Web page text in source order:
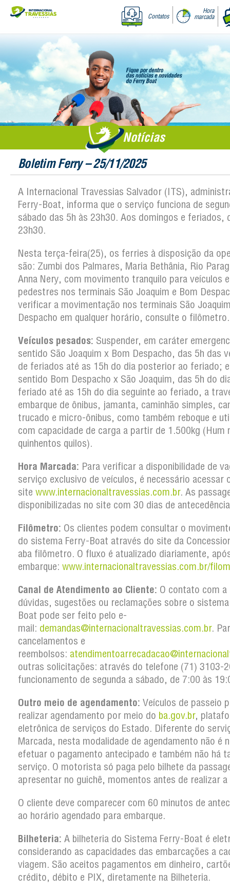
Contatos
Hora
marcada
Notícias
Boletim Ferry – 25/11/2025
A Internacional Travessias Salvador (ITS),
Ferry-Boat, informa que o serviço funciona de
sábado das 5h às 23h30. Aos domingos e feriados,
23h30.
Nesta terça-feira(25), os ferries à disposição da
são: Zumbi dos Palmares, Maria Bethânia, Rio
Anna Nery, com movimento tranquilo para veículos e
pedestres nos terminais São Joaquim e Bom
verificar a movimentação nos terminais São
Despacho em qualquer horário, consulte o filômetro.
Veículos pesados: Suspender, em caráter
sentido São Joaquim x Bom Despacho, das 5h das
de feriados até as 15h do dia posterior ao feriado;
sentido Bom Despacho x São Joaquim, das 5h do
feriado até as 15h do dia seguinte ao feriado, a
embarque de ônibus, jamanta, caminhão simples,
trucado e micro-ônibus, como também reboque e
com capacidade de carga a partir de 1.500kg (Hum
quinhentos quilos).
Hora Marcada: Para verificar a disponibilidade de
serviço exclusivo de veículos, é necessário acessar
site www.internacionaltravessias.com.br. As
disponibilizadas no site com 30 dias de
Filômetro: Os clientes podem consultar o
do sistema Ferry-Boat através do site da
aba filômetro. O fluxo é atualizado diariamente,
embarque: www.internacionaltravessias.com.br/
Canal de Atendimento ao Cliente: O contato com a
dúvidas, sugestões ou reclamações sobre o
Boat pode ser feito pelo e-
mail: demandas@internacionaltravessias.com.br.
cancelamentos e
reembolsos:
outras solicitações: através do telefone (71) 3103-
funcionamento de segunda a sábado, de 7:00 às
Outro meio de agendamento: Veículos de passeio
realizar agendamento por meio do ba.gov.br,
eletrônica de serviços do Estado. Diferente do
Marcada, nesta modalidade de agendamento não é
efetuar o pagamento antecipado e também não há
serviço. O motorista só paga pelo bilhete da
apresentar no guichê, momentos antes de realizar
O cliente deve comparecer com 60 minutos de
ao horário agendado para embarque.
Bilheteria: A bilheteria do Sistema Ferry-Boat é
considerando as capacidades das embarcações a
viagem. São aceitos pagamentos em dinheiro,
crédito, débito e PIX, diretamente na Bilheteria.